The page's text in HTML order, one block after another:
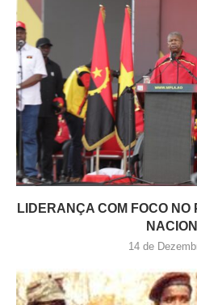
LIDERANÇA COM FOCO
14 de